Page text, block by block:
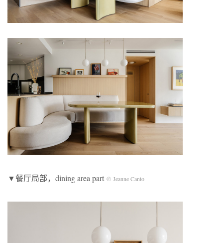
▼餐厅局部，dining area part © Jeanne Canto